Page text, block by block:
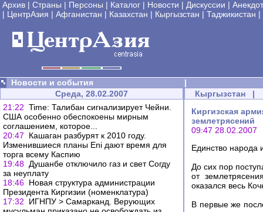
Архив | Страны | Персоны | Каталог | Новости | Дискуссии |
| ЦентрАзия | Афганистан | Казахстан | Кыргызстан | Таджикистан |
Новости и события
|
Среда, 28.02.2007
21:22 Time: Талибан сигнализирует Чейни.
США особенно обеспокоены мирным
соглашением, которое...
20:47
Кашаган разбурят к 2010 году.
Изменившиеся планы Eni дают время для
торга всему Каспию
19:48 Душанбе отключило газ и свет Согду
за неуплату
18:46 Новая структура администрации
Президента Киргизии (номенклатура)
17:32
ИГНПУ > Cамарканд. Верующих
Кыргызстан |
Киргизская
землетрясений
09:47 28.02.2007
Единство
До сих пор
от
оказался весь
В первые же